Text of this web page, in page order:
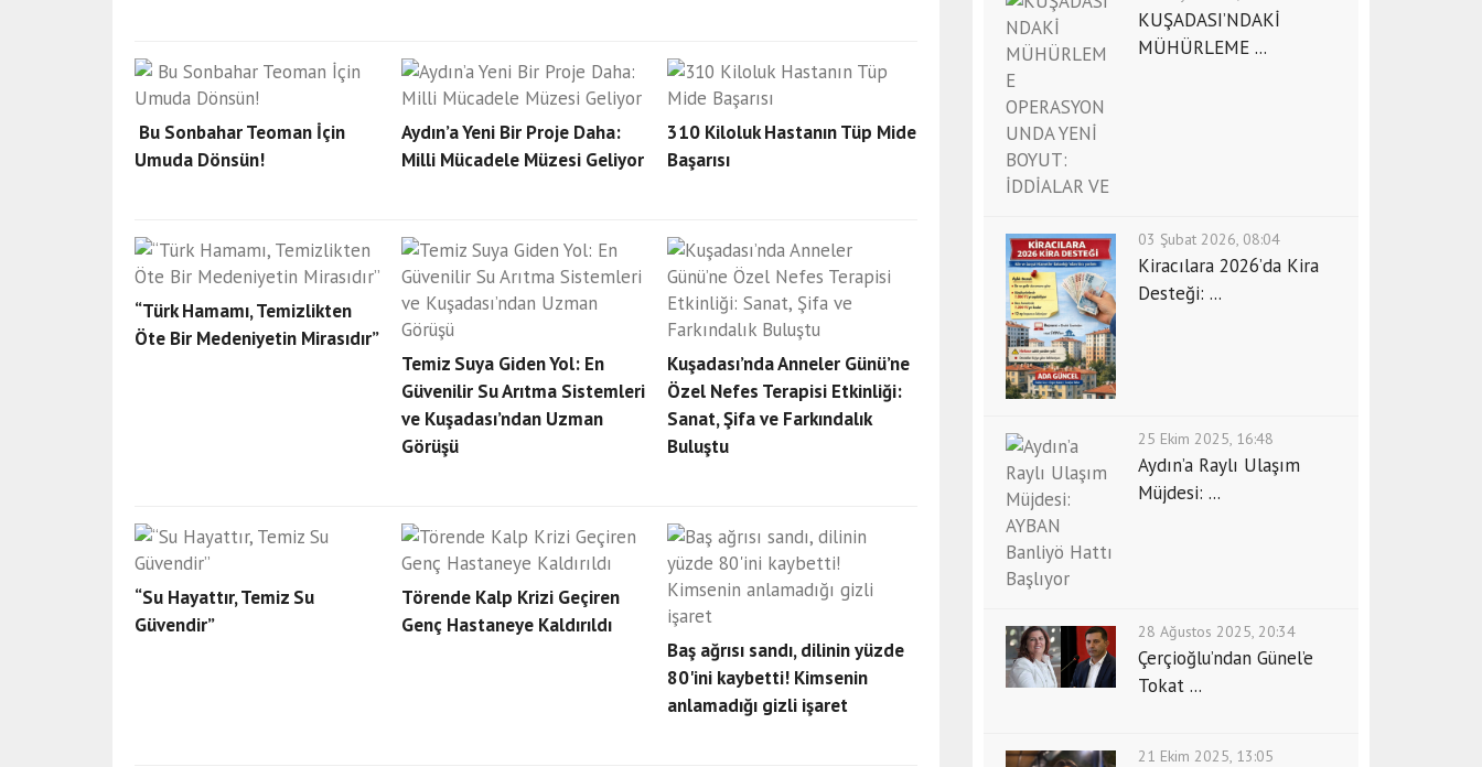
Bu Sonbahar Teoman İçin
Umuda Dönsün!
Aydın’a Yeni Bir Proje Daha:
Milli Mücadele Müzesi Geliyor
310 Kiloluk Hastanın Tüp Mide
Başarısı
“Türk Hamamı, Temizlikten
Öte Bir Medeniyetin Mirasıdır”
Temiz Suya Giden Yol: En
Güvenilir Su Arıtma Sistemleri
ve Kuşadası’ndan Uzman
Görüşü
Kuşadası’nda Anneler Günü’ne
Özel Nefes Terapisi Etkinliği:
Sanat, Şifa ve Farkındalık
Buluştu
“Su Hayattır, Temiz Su
Güvendir”
Törende Kalp Krizi Geçiren
Genç Hastaneye Kaldırıldı
Baş ağrısı sandı, dilinin yüzde
80'ini kaybetti! Kimsenin
anlamadığı gizli işaret
KUŞADASI’NDAKİ
MÜHÜRLEME ...
03 Şubat 2026, 08:04
Kiracılara 2026’da Kira
Desteği: ...
25 Ekim 2025, 16:48
Aydın’a Raylı Ulaşım
Müjdesi: ...
28 Ağustos 2025, 20:34
Çerçioğlu’ndan Günel’e
Tokat ...
21 Ekim 2025, 13:05